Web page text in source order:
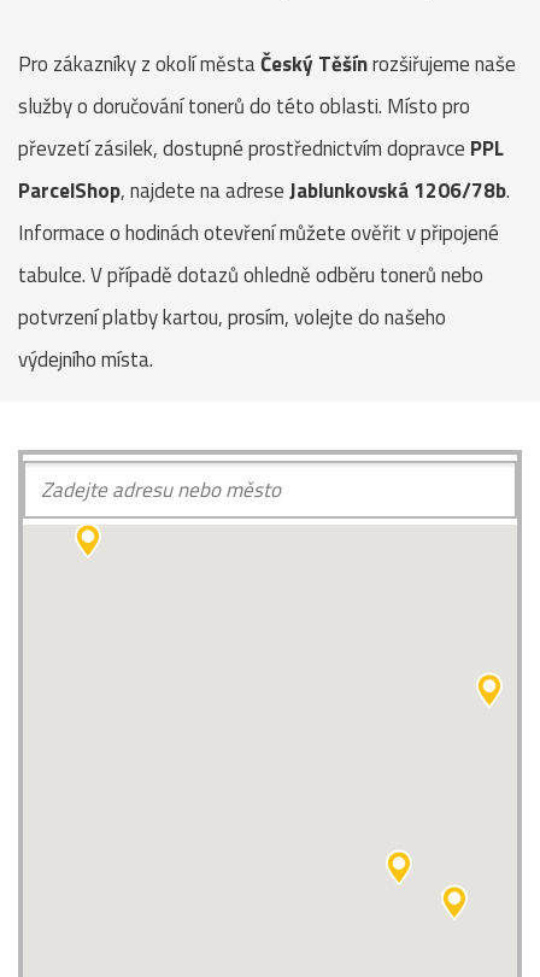
Pro zákazníky z okolí městaČeský Těšínrozšiřujeme naše
služby o doručování tonerů do této oblasti. Místo pro
převzetí zásilek, dostupné prostřednictvím dopravce PPL
ParcelShop, najdete na adreseJablunkovská 1206/78b.
Informace o hodinách otevření můžete ověřit v připojené
tabulce. V případě dotazů ohledně odběru tonerů nebo
potvrzení platby kartou, prosím, volejte do našeho
výdejního místa.